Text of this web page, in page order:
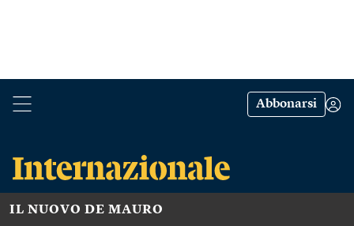
Abbonarsi
IL NUOVO DE MAURO